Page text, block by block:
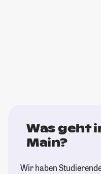
Was geht
Main?
Wir haben